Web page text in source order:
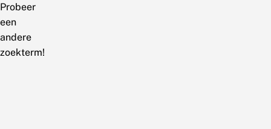
Probeer
een
andere
zoekterm!